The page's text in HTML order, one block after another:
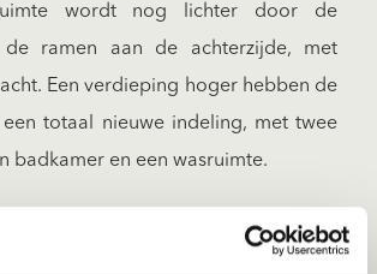
wordt nog lichter door de
ramen aan de achterzijde, met
Een verdieping hoger hebben de
een totaal nieuwe indeling, met twee
badkamer en een wasruimte.